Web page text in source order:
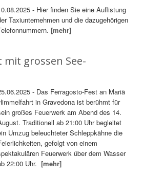
- Hier finden Sie eine Auflistung
Taxiunternehmen und die dazugehörigen
[mehr]
mit grossen See-
- Das Ferragosto-Fest an Mariä
in Gravedona ist berühmt für
großes Feuerwerk am Abend des 14.
Traditionell ab 21:00 Uhr begleitet
Umzug beleuchteter Schleppkähne die
gefolgt von einem
Feuerwerk über dem Wasser
22:00 Uhr.[mehr]